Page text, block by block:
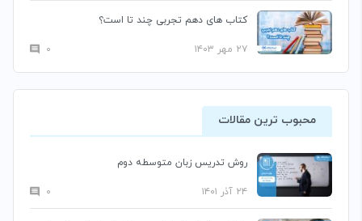
کتاب های دهم تجربی چند تا است؟
۲۷ مهر ۱۴۰۳ ۰
محبوب ترین مقالات
روش تدریس زبان متوسطه دوم
۲۴ آذر ۱۴۰۱ ۰